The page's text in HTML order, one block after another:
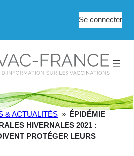
Se connecter
& ACTUALITÉS » ÉPIDÉMIE
HIVERNALES 2021 :
PROTÉGER LEURS